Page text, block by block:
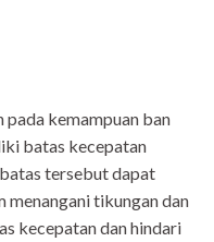
pada kemampuan ban
batas kecepatan
tersebut dapat
menangani tikungan dan
kecepatan dan hindari